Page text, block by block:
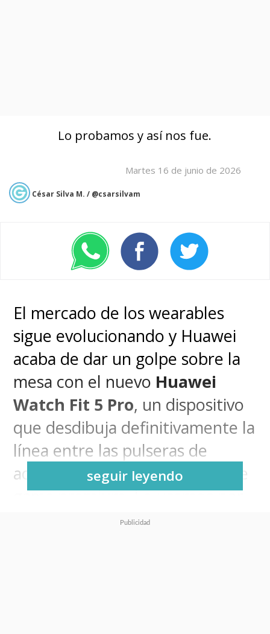
Lo probamos y así nos fue.
Martes 16 de junio de 2026
César Silva M. / @csarsilvam
El mercado de los wearables
sigue evolucionando y Huawei
acaba de dar un golpe sobre la
mesa con el nuevo Huawei
Watch Fit 5 Pro, un dispositivo
que desdibuja definitivamente la
línea entre las pulseras de
actividad y los smartwatches de
gama premium. Lo usamos por
un par de semanas y aquí les
seguir leyendo